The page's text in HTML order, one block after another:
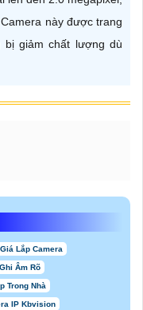
này được trang
bị giảm chất lượng dù
Lắp Camera
Âm Rõ
Trong Nhà
IP Kbvision